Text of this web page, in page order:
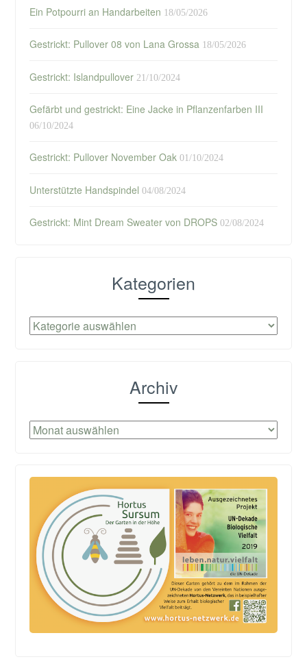
Ein Potpourri an Handarbeiten 18/05/2026
Gestrickt: Pullover 08 von Lana Grossa 18/05/2026
Gestrickt: Islandpullover 21/10/2024
Gefärbt und gestrickt: Eine Jacke in Pflanzenfarben III
06/10/2024
Gestrickt: Pullover November Oak 01/10/2024
Unterstützte Handspindel 04/08/2024
Gestrickt: Mint Dream Sweater von DROPS 02/08/2024
Kategorien
Kategorien
Archiv
Archiv